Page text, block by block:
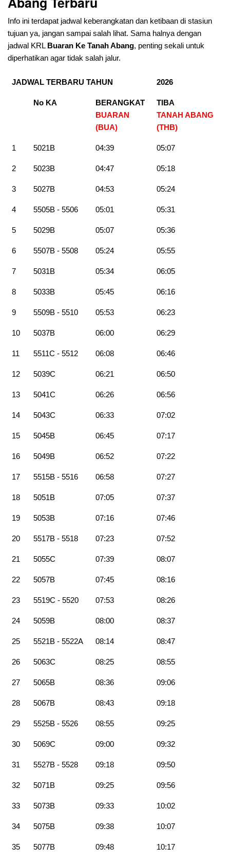
Info ini terdapat jadwal keberangkatan dan ketibaan di stasiun
tujuan ya, jangan sampai salah lihat. Sama halnya dengan
jadwal KRL Buaran Ke Tanah Abang, penting sekali untuk
diperhatikan agar tidak salah jalur.
JADWAL TERBARU TAHUN 2026
No KA
BERANGKAT
BUARAN
(BUA)
TIBA
TANAH ABANG
(THB)
1 5021B 04:39 05:07
2 5023B 04:47 05:18
3 5027B 04:53 05:24
4 5505B - 5506 05:01 05:31
5 5029B 05:07 05:36
6 5507B - 5508 05:24 05:55
7 5031B 05:34 06:05
8 5033B 05:45 06:16
9 5509B - 5510 05:53 06:23
10 5037B 06:00 06:29
11 5511C - 5512 06:08 06:46
12 5039C 06:21 06:50
13 5041C 06:26 06:56
14 5043C 06:33 07:02
15 5045B 06:45 07:17
16 5049B 06:52 07:22
17 5515B - 5516 06:58 07:27
18 5051B 07:05 07:37
19 5053B 07:16 07:46
20 5517B - 5518 07:23 07:52
21 5055C 07:39 08:07
22 5057B 07:45 08:16
23 5519C - 5520 07:53 08:26
24 5059B 08:00 08:37
25 5521B - 5522A 08:14 08:47
26 5063C 08:25 08:55
27 5065B 08:36 09:06
28 5067B 08:43 09:18
29 5525B - 5526 08:55 09:25
30 5069C 09:00 09:32
31 5527B - 5528 09:18 09:50
32 5071B 09:25 09:56
33 5073B 09:33 10:02
34 5075B 09:38 10:07
35 5077B 09:48 10:17